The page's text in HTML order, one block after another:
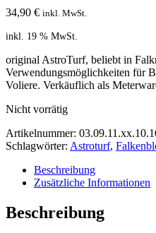
34,90 € inkl. MwSt.
inkl. 19 % MwSt.
original AstroTurf, beliebt in
Verwendungsmöglichkeiten für
Voliere. Verkäuflich als
Nicht vorrätig
Artikelnummer:
Schlagwörter: Astroturf,
Beschreibung
Zusätzliche Informationen
Beschreibung